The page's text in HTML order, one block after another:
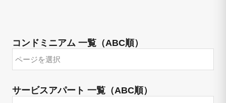
コンドミニアム 一覧（ABC順）
サービスアパート 一覧（ABC順）